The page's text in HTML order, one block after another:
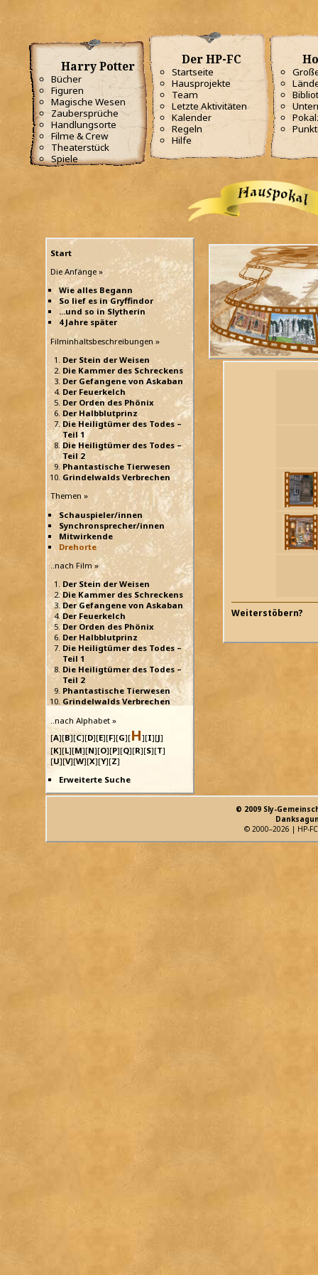
Harry Potter
Bücher
Figuren
Magische Wesen
Zaubersprüche
Handlungsorte
Filme & Crew
Theaterstück
Spiele
Der HP-FC
Startseite
Hausprojekte
Team
Letzte Aktivitäten
Kalender
Regeln
Hilfe
Start
Die Anfänge »
Wie alles Begann
So lief es in Gryffindor
...und so in Slytherin
4 Jahre später
Filminhaltsbeschreibungen »
Der Stein der Weisen
Die Kammer des Schreckens
Der Gefangene von Askaban
Der Feuerkelch
Der Orden des Phönix
Der Halbblutprinz
Die Heiligtümer des Todes –
Teil 1
Die Heiligtümer des Todes –
Teil 2
Phantastische Tierwesen
Grindelwalds Verbrechen
Themen »
Schauspieler/innen
Synchronsprecher/innen
Mitwirkende
Drehorte
..nach Film »
Der Stein der Weisen
Die Kammer des Schreckens
Der Gefangene von Askaban
Der Feuerkelch
Der Orden des Phönix
Der Halbblutprinz
Die Heiligtümer des Todes –
Teil 1
Die Heiligtümer des Todes –
Teil 2
Phantastische Tierwesen
Grindelwalds Verbrechen
..nach Alphabet »
[A][B][C][D][E][F][G][H][I][J]
[K][L][M][N][O][P][Q][R][S][T]
[U][V][W][X][Y][Z]
Erweiterte Suche
Weiterstöbern?
© 2009 Sly-
© 2000–2026 | HP-